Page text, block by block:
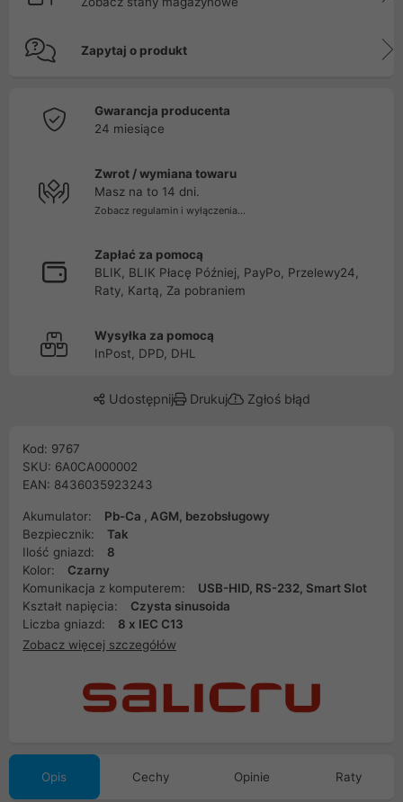
Zapytaj o produkt
Gwarancja producenta
24 miesiące
Zwrot / wymiana towaru
Masz na to 14 dni.
Zobacz regulamin i wyłączenia...
Zapłać za pomocą
BLIK, BLIK Płacę Później, PayPo, Przelewy24,
Raty, Kartą, Za pobraniem
Wysyłka za pomocą
InPost, DPD, DHL
Udostępnij Drukuj Zgłoś błąd
Kod: 9767
SKU: 6A0CA000002
EAN: 8436035923243
Akumulator:
Pb-Ca , AGM, bezobsługowy
Bezpiecznik:
Tak
Ilość gniazd:
8
Kolor:
Czarny
Komunikacja z komputerem:
USB-HID, RS-232, Smart Slot
Kształt napięcia:
Czysta sinusoida
Liczba gniazd:
8 x IEC C13
Zobacz więcej szczegółów
Opis Cechy Opinie Raty